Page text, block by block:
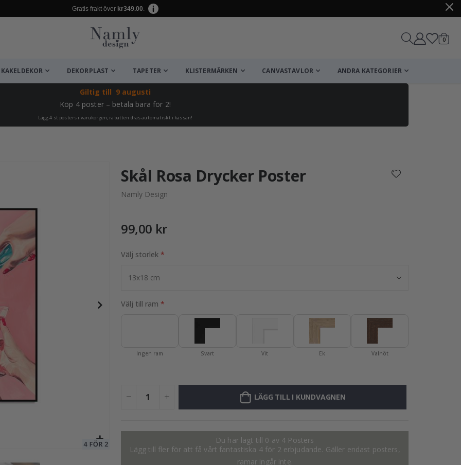
Gratis frakt över kr349.00.
0
KAKELDEKOR DEKORPLAST TAPETER KLISTERMÄRKEN CANVASTAVLOR ANDRA KATEGORIER
Giltig till 9 augusti
Köp 4 poster – betala bara för 2!
Lägg 4 st posters i varukorgen, rabatten dras automatiskt i kassan!
149,00 Kr
Skål Rosa Drycker Poster
Namly Design
99,00 kr
Välj storlek
Välj till ram
Ingen ram Svart Vit Ek Valnöt
LÄGG TILL I KUNDVAGNEN
Du har lagt till 0 av 4 Posters
Lägg till fler för att få vårt fantastiska 4 för 2 erbjudande. Gäller endast posters,
ramar ingår inte.